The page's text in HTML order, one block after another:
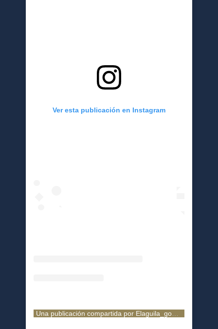
Ver esta publicación en Instagram
Una publicación compartida por Elaguila_gomez (@elaguila_gomez)